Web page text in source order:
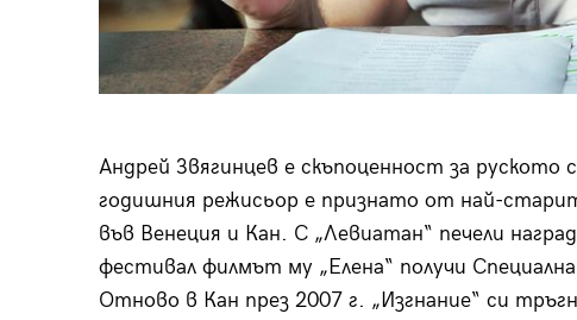
Андрей Звягинцев е скъпоценност за
годишния режисьор е признато от най-
във Венеция и Кан. С „Левиатан“ печели
фестивал филмът му „Елена“ получи
Отново в Кан през 2007 г. „Изгнание“ си